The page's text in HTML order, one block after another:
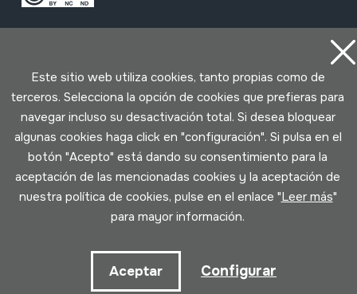
Política de cookies
Desarrollado por Lotura
Este sitio web utiliza cookies, tanto propias como de
terceros. Selecciona la opción de cookies que prefieras para
navegar incluso su desactivación total. Si desea bloquear
algunas cookies haga click en "configuración". Si pulsa en el
botón "Acepto" está dando su consentimiento para la
aceptación de las mencionadas cookies y la aceptación de
nuestra política de cookies, pulse en el enlace "Leer más"
para mayor información.
Aceptar Configurar